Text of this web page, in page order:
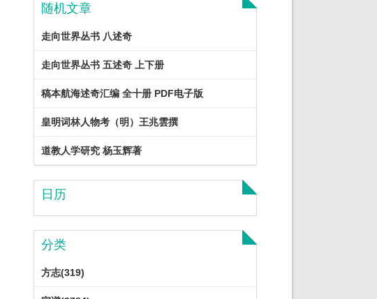
随机文章
走向世界丛书 八述奇
走向世界丛书 五述奇 上下册
稿本航海述奇汇编 全十册 PDF电子版
皇明词林人物考（明）王兆雲撰
道教人学研究 杨玉辉著
日历
分类
方志(319)